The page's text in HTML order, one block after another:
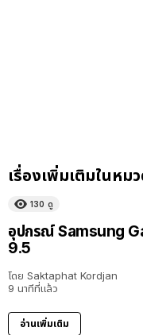
เรื่องเพิ่มเติมในหม
130 ดู
อุปกรณ์ Samsung
9.5
โดย Saktaphat Kordjan
9 นาทีที่แล้ว
อ่านเพิ่มเติม